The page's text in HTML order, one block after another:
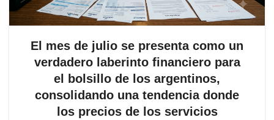
El mes de julio se presenta como un
verdadero laberinto financiero para
el bolsillo de los argentinos,
consolidando una tendencia donde
los precios de los servicios